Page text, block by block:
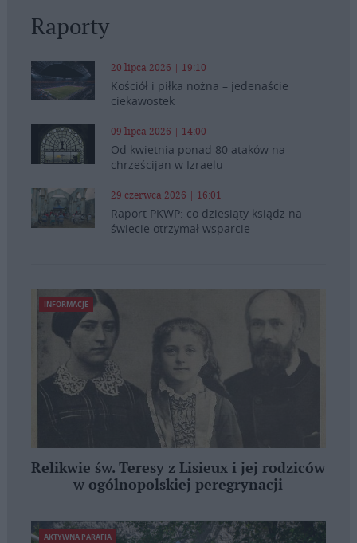
Raporty
20 lipca 2026 | 19:10
Kościół i piłka nożna – jedenaście
ciekawostek
09 lipca 2026 | 14:00
Od kwietnia ponad 80 ataków na
chrześcijan w Izraelu
29 czerwca 2026 | 16:01
Raport PKWP: co dziesiąty ksiądz na
świecie otrzymał wsparcie
INFORMACJE
Relikwie św. Teresy z Lisieux i jej rodziców
w ogólnopolskiej peregrynacji
AKTYWNA PARAFIA